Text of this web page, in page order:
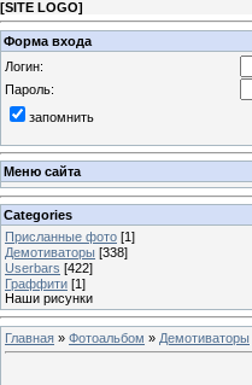
[SITE LOGO]
Форма входа
Логин:
Пароль:
запомнить
Меню сайта
Categories
Присланные фото [1]
Демотиваторы [338]
Userbars [422]
Граффити [1]
Наши рисунки
Главная » Фотоальбом » Демотиваторы